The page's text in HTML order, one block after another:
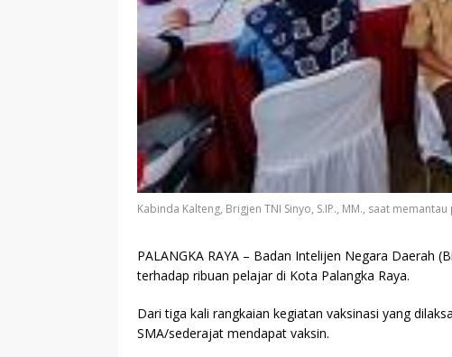
Kabinda Kalteng, Brigjen TNI Sinyo, S.IP., MM., saat
PALANGKA RAYA – Badan Intelijen Negara Daerah
terhadap ribuan pelajar di Kota Palangka Raya.
Dari tiga kali rangkaian kegiatan vaksinasi yang
SMA/sederajat mendapat vaksin.